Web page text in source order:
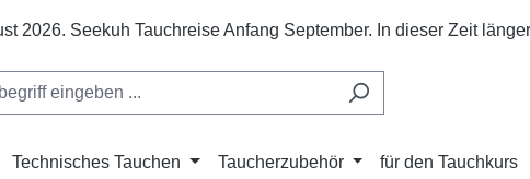
2026. Seekuh Tauchreise Anfang September. In dieser Zeit
Technisches Tauchen Taucherzubehör für den Tauchkurs